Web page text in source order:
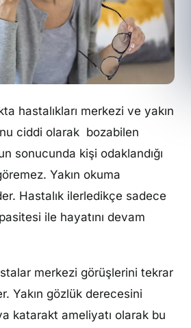
hastalıkları merkezi ve yakın
ciddi olarak bozabilen
sonucunda kişi odaklandığı
Yakın okuma
Hastalık ilerledikçe sadece
ile hayatını devam
merkezi görüşlerini tekrar
Yakın gözlük derecesini
katarakt ameliyatı olarak bu